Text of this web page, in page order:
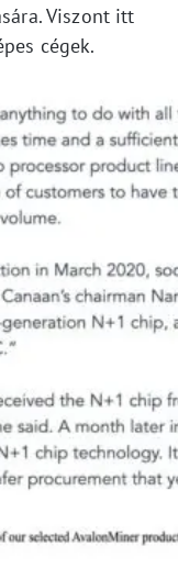
Viszont itt
cégek.